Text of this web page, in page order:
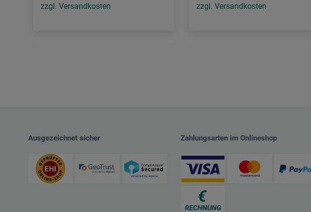
zzgl. Versandkosten zzgl. Versandkosten
Ausgezeichnet sicher Zahlungsarten im Onlineshop